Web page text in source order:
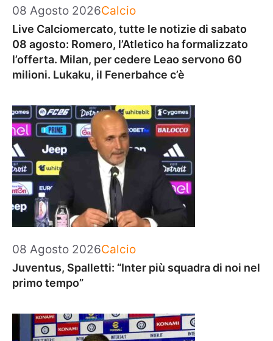
08 Agosto 2026Categorie
Calcio
Live Calciomercato, tutte le notizie di sabato
08 agosto: Romero, l’Atletico ha formalizzato
l’offerta. Milan, per cedere Leao servono 60
milioni. Lukaku, il Fenerbahce c’è
08 Agosto 2026Categorie
Calcio
Juventus, Spalletti: “Inter più squadra di noi nel
primo tempo”